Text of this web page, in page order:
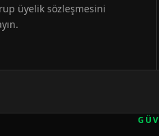
üyelik sözleşmesini